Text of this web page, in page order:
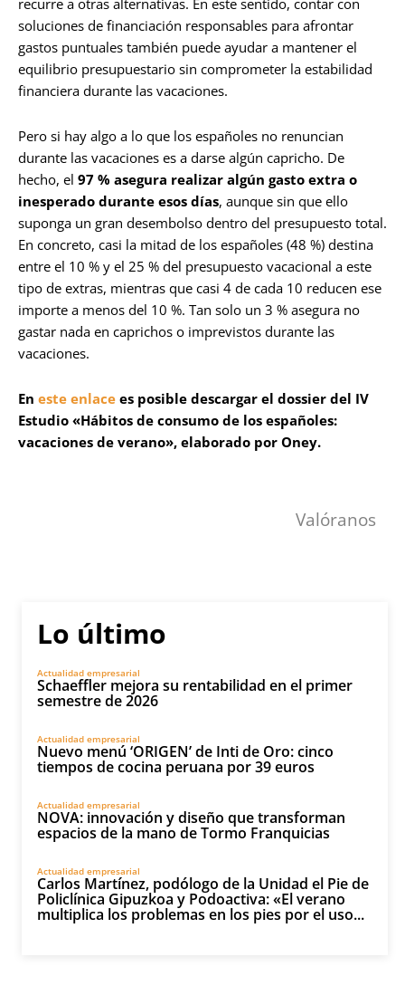
recurre a otras alternativas. En este sentido, contar con
soluciones de financiación responsables para afrontar
gastos puntuales también puede ayudar a mantener el
equilibrio presupuestario sin comprometer la estabilidad
financiera durante las vacaciones.
Pero si hay algo a lo que los españoles no renuncian
durante las vacaciones es a darse algún capricho. De
hecho, el 97 % asegura realizar algún gasto extra o
inesperado durante esos días, aunque sin que ello
suponga un gran desembolso dentro del presupuesto total.
En concreto, casi la mitad de los españoles (48 %) destina
entre el 10 % y el 25 % del presupuesto vacacional a este
tipo de extras, mientras que casi 4 de cada 10 reducen ese
importe a menos del 10 %. Tan solo un 3 % asegura no
gastar nada en caprichos o imprevistos durante las
vacaciones.
En este enlace es posible descargar el dossier del IV
Estudio «Hábitos de consumo de los españoles:
vacaciones de verano», elaborado por Oney.
Valóranos
Lo último
Actualidad empresarial
Schaeffler mejora su rentabilidad en el primer
semestre de 2026
Actualidad empresarial
Nuevo menú ‘ORIGEN’ de Inti de Oro: cinco
tiempos de cocina peruana por 39 euros
Actualidad empresarial
NOVA: innovación y diseño que transforman
espacios de la mano de Tormo Franquicias
Actualidad empresarial
Carlos Martínez, podólogo de la Unidad el Pie de
Policlínica Gipuzkoa y Podoactiva: «El verano
multiplica los problemas en los pies por el uso...